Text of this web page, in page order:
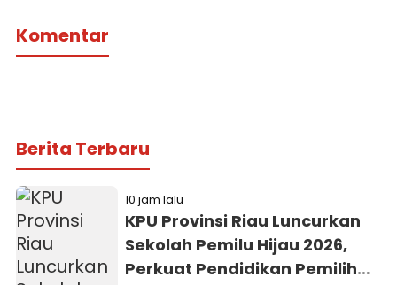
Komentar
Berita Terbaru
10 jam lalu
KPU Provinsi Riau Luncurkan
Sekolah Pemilu Hijau 2026,
Perkuat Pendidikan Pemilih